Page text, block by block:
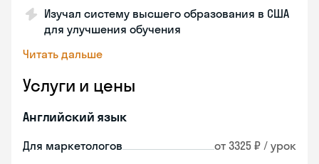
Изучал систему высшего образования в США
для улучшения обучения
Читать дальше
Услуги и цены
Английский язык
Для маркетологов от 3325 ₽ / урок